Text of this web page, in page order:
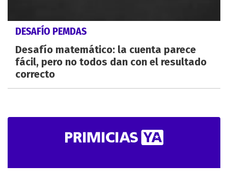
DESAFÍO PEMDAS
Desafío matemático: la cuenta parece
fácil, pero no todos dan con el resultado
correcto